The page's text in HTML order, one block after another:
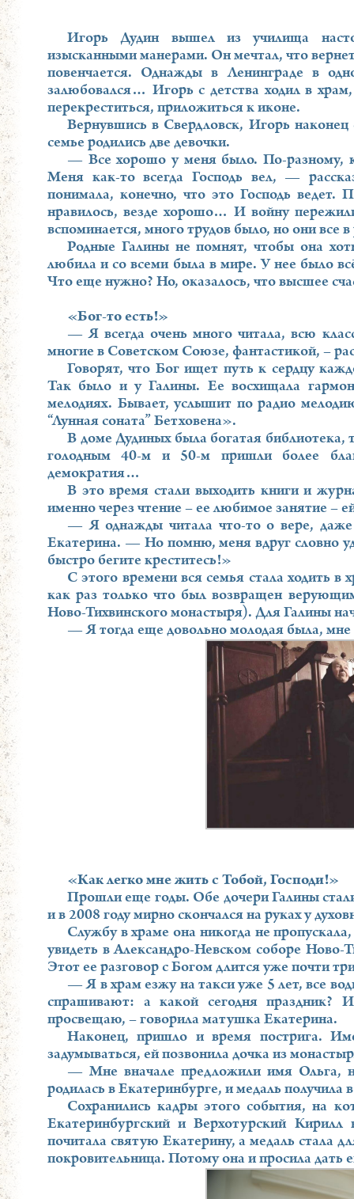
Игорь Дудин вышел из училища
изысканными манерами. Он мечтал, что
повенчается. Однажды в Ленинграде в
залюбовался… Игорь с детства ходил в
перекреститься, приложиться к иконе.
Вернувшись в Свердловск, Игорь наконец
семье родились две девочки.
— Все хорошо у меня было. По-разному,
Меня как-то всегда Господь вел, —
понимала, конечно, что это Господь ведет.
нравилось, везде хорошо… И войну
вспоминается, много трудов было, но они все
Родные Галины не помнят, чтобы она
любила и со всеми была в мире. У нее было
Что еще нужно? Но, оказалось, что высшее
«Бог-то есть!»
— Я всегда очень много читала, всю
многие в Советском Союзе, фантастикой, –
Говорят, что Бог ищет путь к сердцу
Так было и у Галины. Ее восхищала
мелодиях. Бывает, услышит по радио
“Лунная соната” Бетховена».
В доме Дудиных была богатая библиотека,
голодным 40-м и 50-м пришли более
демократия…
В это время стали выходить книги и
именно через чтение – ее любимое занятие –
— Я однажды читала что-то о вере,
Екатерина. — Но помню, меня вдруг словно
быстро бегите креститесь!»
С этого времени вся семья стала ходить в
как раз только что был возвращен
Ново-Тихвинского монастыря). Для Галины
— Я тогда еще довольно молодая была, мне
«Как легко мне жить с Тобой, Господи!»
Прошли еще годы. Обе дочери Галины
и в 2008 году мирно скончался на руках у
Службу в храме она никогда не
увидеть в Александро-Невском соборе
Этот ее разговор с Богом длится уже почти
— Я в храм езжу на такси уже 5 лет, все
спрашивают: а какой сегодня
просвещаю, – говорила матушка Екатерина.
Наконец, пришло и время пострига.
задумываться, ей позвонила дочка из
— Мне вначале предложили имя Ольга,
родилась в Екатеринбурге, и медаль получила
Сохранились кадры этого события, на
Екатеринбургский и Верхотурский
почитала святую Екатерину, а медаль стала
покровительница. Потому она и просила дать